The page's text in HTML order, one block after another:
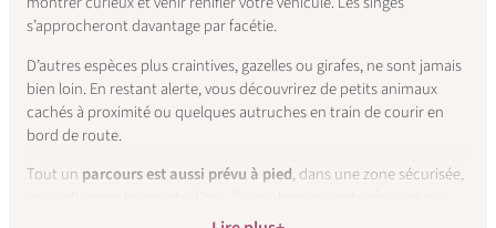
s’approcheront davantage par facétie.
D’autres espèces plus craintives, gazelles ou girafes, ne sont jamais
bien loin. En restant alerte, vous découvrirez de petits animaux
cachés à proximité ou quelques autruches en train de courir en
bord de route.
Tout un parcours est aussi prévu à pied, dans une zone sécurisée,
encore canards à bosse, les passionnés d’ornithologie pourront